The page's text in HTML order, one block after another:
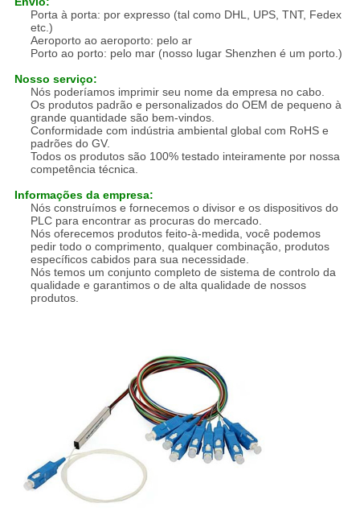
Porta à porta: por expresso (tal como DHL, UPS, TNT, Fedex
etc.)
Aeroporto ao aeroporto: pelo ar
Porto ao porto: pelo mar (nosso lugar Shenzhen é um porto.)
Nosso serviço:
Nós poderíamos imprimir seu nome da empresa no cabo.
Os produtos padrão e personalizados do OEM de pequeno à
grande quantidade são bem-vindos.
Conformidade com indústria ambiental global com RoHS e
padrões do GV.
Todos os produtos são 100% testado inteiramente por nossa
competência técnica.
Informações da empresa:
Nós construímos e fornecemos o divisor e os dispositivos do
PLC para encontrar as procuras do mercado.
Nós oferecemos produtos feito-à-medida, você podemos
pedir todo o comprimento, qualquer combinação, produtos
específicos cabidos para sua necessidade.
Nós temos um conjunto completo de sistema de controlo da
qualidade e garantimos o de alta qualidade de nossos
produtos.